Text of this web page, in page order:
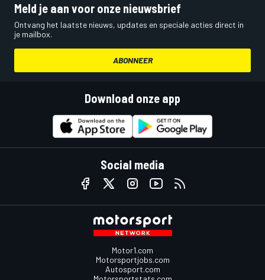
Meld je aan voor onze nieuwsbrief
Ontvang het laatste nieuws, updates en speciale acties direct in
je mailbox.
ABONNEER
Download onze app
Social media
Motor1.com
Motorsportjobs.com
Autosport.com